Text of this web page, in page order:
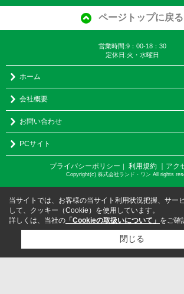
ページトップに戻る
営業時間:9：00-18：30
定休日:火・水曜日
ホーム
会社概要
お問い合わせ
PCサイト
プライバシーポリシー ｜ 利用規約 ｜アク
Copyright(c) 株式会社ランド・ワン All rights
当サイトでは、お客様の当サイト利用状況把握、サー
して、クッキー（Cookie）を使用しています。
詳しくは、当社の 「Cookieの取扱いについて」 をご確
閉じる